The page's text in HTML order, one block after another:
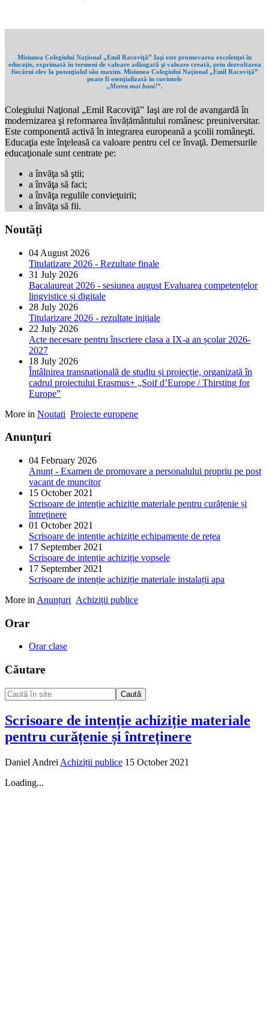
Misiunea Colegiului Naţional „Emil Racoviţă” Iaşi este promovarea excelenţei în
educaţie, exprimată în termeni de valoare adăugată şi valoare creată, prin dezvoltarea
fiecărui elev la potenţialul său maxim. Misiunea Colegiului Naţional „Emil Racoviţă”
poate fi esenţializată în cuvintele
„Mereu mai buni!”.
Colegiului Naţional „Emil Racoviţă” Iaşi are rol de avangardă în
modernizarea şi reformarea învățământului românesc preuniversitar.
Este componentă activă în integrarea europeană a şcolii româneşti.
Educaţia este înţeleasă ca valoare pentru cel ce învaţă. Demersurile
educaţionale sunt centrate pe:
a învăţa să ştii;
a învăţa să faci;
a învăţa regulile convieţuirii;
a învăţa să fii.
Noutăți
04 August 2026
Titulatizare 2026 - Rezultate finale
31 July 2026
Bacalaureat 2026 - sesiunea august Evaluarea competențelor
lingvistice și digitale
28 July 2026
Titularizare 2026 - rezultate inițiale
22 July 2026
Acte necesare pentru înscriere clasa a IX-a an școlar 2026-
2027
18 July 2026
Întâlnirea transnațională de studiu și proiecție, organizată în
cadrul proiectului Erasmus+ „Soif d’Europe / Thirsting for
Europe”
More in Noutati Proiecte europene
Anunțuri
04 February 2026
Anunț - Examen de promovare a personalului propriu pe post
vacant de muncitor
15 October 2021
Scrisoare de intenție achiziție materiale pentru curățenie și
întreținere
01 October 2021
Scrisoare de intenție achiziție echipamente de rețea
17 September 2021
Scrisoare de intenție achiziție vopsele
17 September 2021
Scrisoare de intenție achiziție materiale instalații apa
More in Anunțuri Achiziții publice
Orar
Orar clase
Căutare
Caută
Scrisoare de intenție achiziție materiale
pentru curățenie și întreținere
Daniel Andrei Achiziții publice 15 October 2021
Loading...